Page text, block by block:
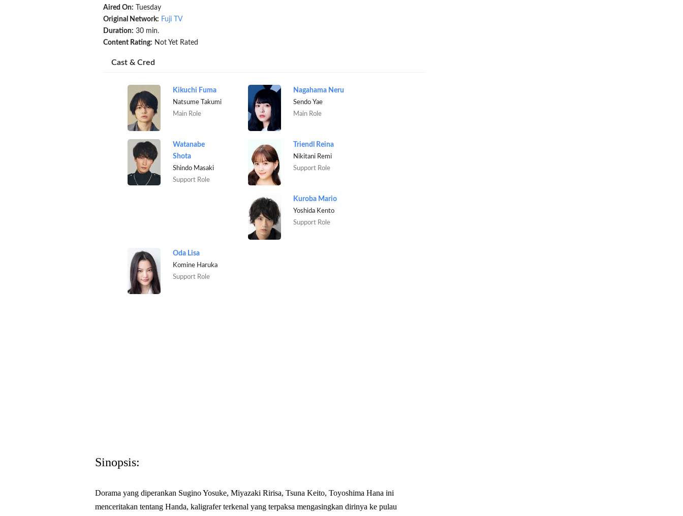
Aired On: Tuesday
Original Network: Fuji TV
Duration: 30 min.
Content Rating: Not Yet Rated
Cast & Cred
Kikuchi Fuma
Natsume Takumi
Main Role
Nagahama Neru
Sendo Yae
Main Role
Watanabe
Shota
Shindo Masaki
Support Role
Triendl Reina
Nikitani Remi
Support Role
Kuroba Mario
Yoshida Kento
Support Role
Oda Lisa
Komine Haruka
Support Role
Sinopsis:
Dorama yang diperankan Sugino Yosuke, Miyazaki Ririsa, Tsuna Keito, Toyoshima Hana ini
menceritakan tentang Handa, kaligrafer terkenal yang terpaksa mengasingkan dirinya ke pulau